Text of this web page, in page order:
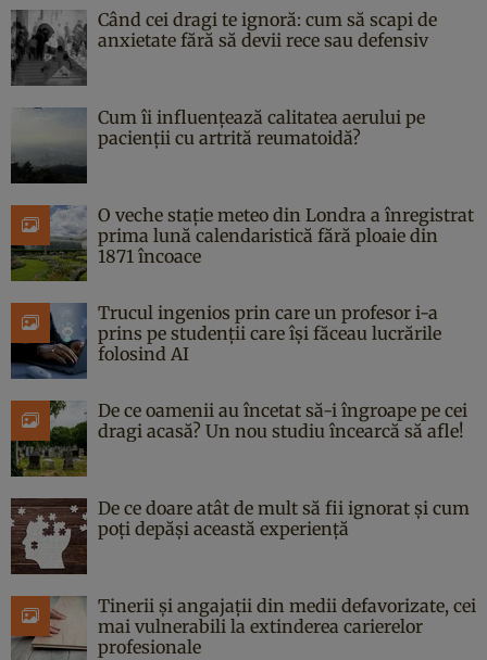
Când cei dragi te ignoră: cum să scapi de
anxietate fără să devii rece sau defensiv
Cum îi influențează calitatea aerului pe
pacienții cu artrită reumatoidă?
O veche stație meteo din Londra a înregistrat
prima lună calendaristică fără ploaie din
1871 încoace
Trucul ingenios prin care un profesor i-a
prins pe studenții care își făceau lucrările
folosind AI
De ce oamenii au încetat să-i îngroape pe cei
dragi acasă? Un nou studiu încearcă să afle!
De ce doare atât de mult să fii ignorat și cum
poți depăși această experiență
Tinerii și angajații din medii defavorizate, cei
mai vulnerabili la extinderea carierelor
profesionale